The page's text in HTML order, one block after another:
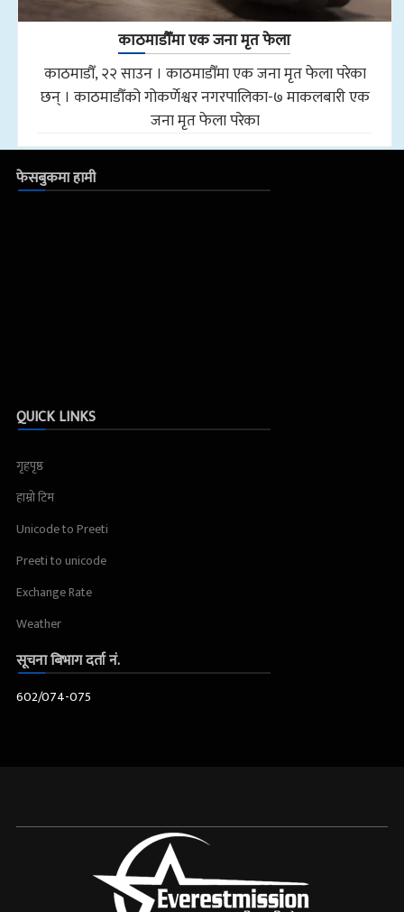
काठमाडौँमा एक जना मृत फेला
काठमाडौँ, २२ साउन । काठमाडौँमा एक जना मृत फेला परेका
छन् । काठमाडौँको गोकर्णेश्वर नगरपालिका-७ माकलबारी एक
जना मृत फेला परेका
फेसबुकमा हामी
QUICK LINKS
गृहपृष्ठ
हाम्रो टिम
Unicode to Preeti
Preeti to unicode
Exchange Rate
Weather
सूचना बिभाग दर्ता नं.
602/074-075